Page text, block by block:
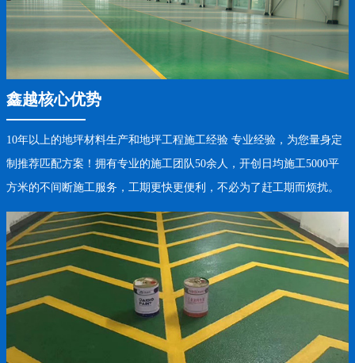
鑫越核心优势
10年以上的地坪材料生产和地坪工程施工经验 专业经验，为您量身定
制推荐匹配方案！拥有专业的施工团队50余人，开创日均施工5000平
方米的不间断施工服务，工期更快更便利，不必为了赶工期而烦扰。